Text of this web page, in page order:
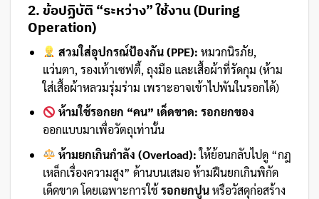
2. ข้อปฏิบัติ “ระหว่าง” ใช้งาน (During
Operation)
สวมใส่อุปกรณ์ป้องกัน (PPE): หมวกนิรภัย,
แว่นตา, รองเท้าเซฟตี้, ถุงมือ และเสื้อผ้าที่รัดกุม (ห้าม
ใส่เสื้อผ้าหลวมรุ่มร่าม เพราะอาจเข้าไปพันในรอกได้)
ห้ามใช้รอกยก “คน” เด็ดขาด: รอกยกของ
ออกแบบมาเพื่อวัตถุเท่านั้น
ห้ามยกเกินกำลัง (Overload):ให้ย้อนกลับไปดู “กฎ
เหล็กเรื่องความสูง” ด้านบนเสมอ ห้ามฝืนยกเกินพิกัด
เด็ดขาด โดยเฉพาะการใช้รอกยกปูนหรือวัสดุก่อสร้าง